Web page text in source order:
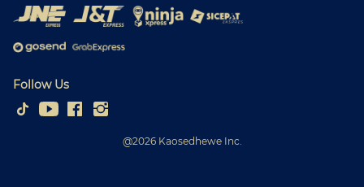
Follow Us
@2026Kaosedhewe Inc.